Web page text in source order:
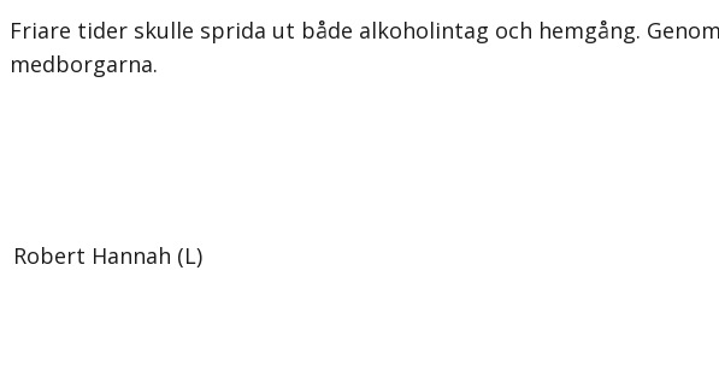
Friare tider skulle sprida ut både alkoholintag och hemgång.
medborgarna.
Robert Hannah (L)